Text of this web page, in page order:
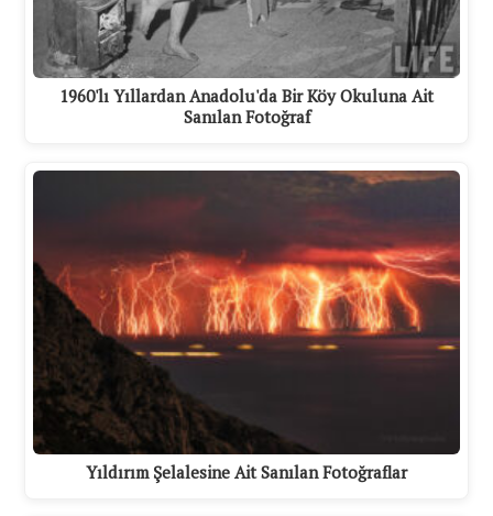
1960'lı Yıllardan Anadolu'da Bir Köy Okuluna Ait
Sanılan Fotoğraf
Yıldırım Şelalesine Ait Sanılan Fotoğraflar